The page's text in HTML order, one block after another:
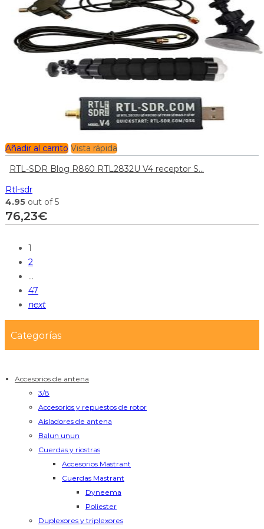
Añadir al carrito Vista rápida
RTL-SDR Blog R860 RTL2832U V4 receptor S...
Rtl-sdr
4.95 out of 5
76,23€
1
2
…
47
next
Categorías
Accesorios de antena
3/8
Accesorios y repuestos de rotor
Aisladores de antena
Balun unun
Cuerdas y riostras
Accesorios Mastrant
Cuerdas Mastrant
Dyneema
Poliester
Duplexores y triplexores